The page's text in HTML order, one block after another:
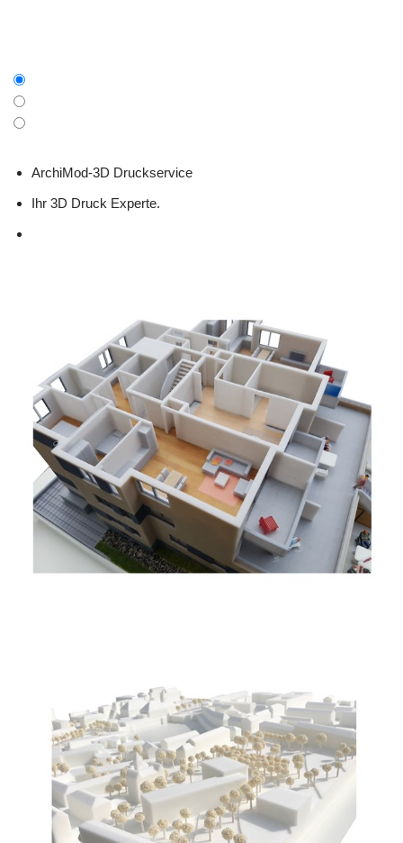
ArchiMod-3D Druckservice
Ihr 3D Druck Experte.